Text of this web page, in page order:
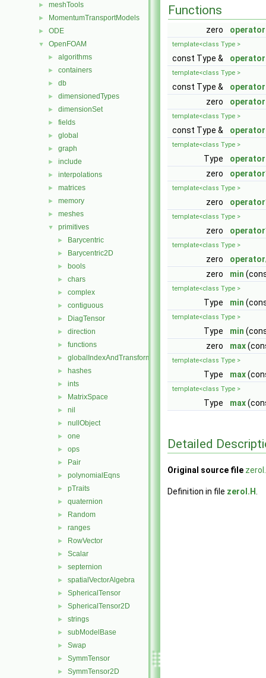
► meshTools
► MomentumTransportModels
► ODE
▼ OpenFOAM
► algorithms
► containers
► db
► dimensionedTypes
► dimensionSet
► fields
► global
► graph
► include
► interpolations
► matrices
► memory
► meshes
▼ primitives
► Barycentric
► Barycentric2D
► bools
► chars
► complex
► contiguous
► DiagTensor
► direction
► functions
► globalIndexAndTransform
► hashes
► ints
► MatrixSpace
► nil
► nullObject
► one
► ops
► Pair
► polynomialEqns
► pTraits
► quaternion
► Random
► ranges
► RowVector
► Scalar
► septernion
► spatialVectorAlgebra
► SphericalTensor
► SphericalTensor2D
► strings
► subModelBase
► Swap
► SymmTensor
► SymmTensor2D
Functions
zero
template<class Type >
const Type &
template<class Type >
const Type &
zero
template<class Type >
const Type &
template<class Type >
Type
zero
template<class Type >
zero
template<class Type >
zero
template<class Type >
zero
zero
min
template<class Type >
Type min
template<class Type >
Type min
zero
max
template<class Type >
Type max
template<class Type >
Type max
Detailed
Original source file
Definition in file zeroI.H